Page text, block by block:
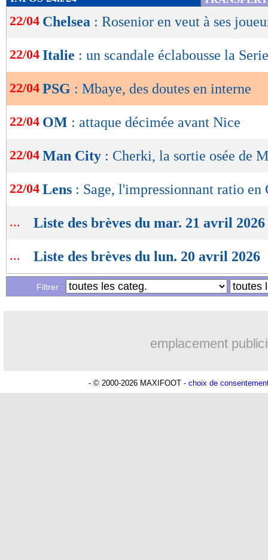
de
lecture
OK
22/04 Chelsea : Rosenior en veut à ses
22/04 Italie : un scandale éclabousse la
22/04 PSG : Mbaye, des doutes en interne
22/04 OM : attaque décimée avant Nice
22/04 Man City : Cherki, la sortie osée de
22/04 Lens : Sage, l'impressionnant ratio en
... Liste des brèves du mar. 21 avril 2026
... Liste des brèves du lun. 20 avril 2026
Filtrer :
emplacement
- © 2000-2026 MAXIFOOT - choix de